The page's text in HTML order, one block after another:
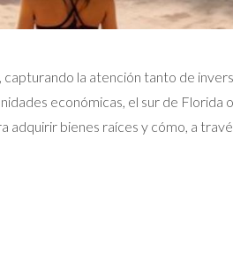
la atención tanto de
económicas, el sur de Florida
adquirir bienes raíces y cómo, a